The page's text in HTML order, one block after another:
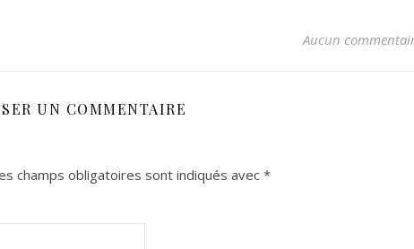
Aucun
UN COMMENTAIRE
champs obligatoires sont indiqués avec *